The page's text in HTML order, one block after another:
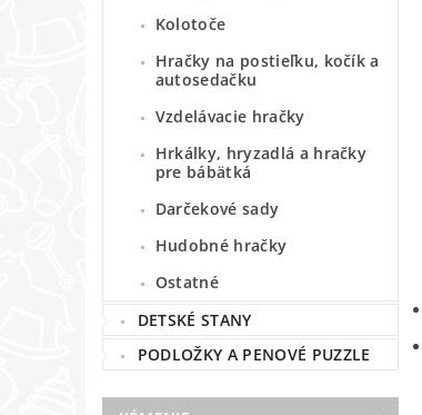
Kolotoče
Hračky na postieľku, kočík a
autosedačku
Vzdelávacie hračky
Hrkálky, hryzadlá a hračky
pre bábätká
Darčekové sady
Hudobné hračky
Ostatné
DETSKÉ STANY
PODLOŽKY A PENOVÉ PUZZLE